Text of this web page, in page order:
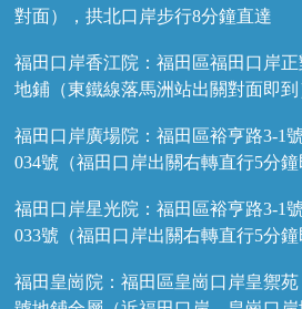
對面），拱北口岸步行8分鐘直達
福田口岸香江院：福田區福田口岸
地鋪（東鐵線落馬洲站出關對面即到
福田口岸廣場院：福田區裕亨路3-1
034號（福田口岸出關右轉直行5分鐘
福田口岸星光院：福田區裕亨路3-1
033號（福田口岸出關右轉直行5分鐘
福田皇崗院：福田區皇崗口岸皇禦